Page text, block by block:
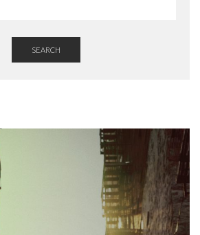
SEARCH